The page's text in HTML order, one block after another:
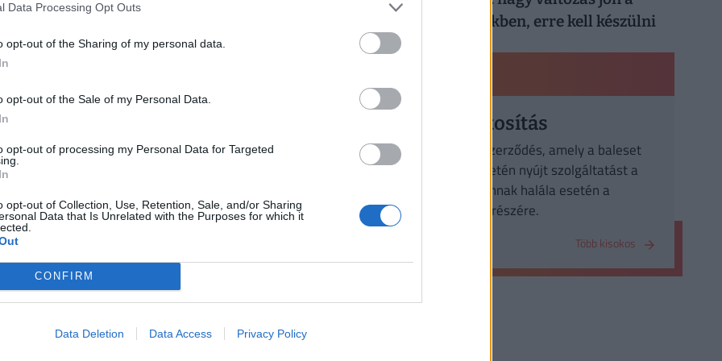
Data Processing Opt Outs
opt-out of the Sharing of my personal data.
opt-out of the Sale of my Personal Data.
opt-out of processing my Personal Data for Targeted
opt-out of Collection, Use, Retention, Sale, and/or Sharing
Data that Is Unrelated with the Purposes for which it
CONFIRM
Data Deletion Data Access Privacy Policy
a tejpiac megmentésére és az iskolatej bővítésére
súlyos, amire készülni kell a boltokban
végül akkora sokkot okoztak, hogy az európai
térkép, ahol végre megtalálod őket
kezdeményezéssé vált: elkészült a Tejtermelők
be a Penny: itt az olcsósított termékek
háziorvosi rendelőkben, erre kell készülni
Baleset-biztosítás
olyan biztosítási szerződés, amely a baleset
bekövetkezése esetén nyújt szolgáltatást a
biztosított, vagy annak halála esetén a
kedvezményezett részére.
Több kisokos